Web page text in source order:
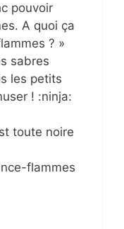
pouvoir
A quoi ça
? »
sabres
les petits
! :ninja:
toute noire
flammes